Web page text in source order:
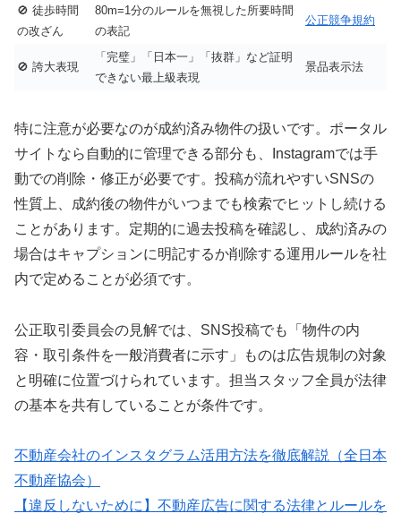
🚫 徒歩時間
の改ざん
80m=1分のルールを無視した所要時間
の表記
公正競争規約
🚫 誇大表現
「完璧」「日本一」「抜群」など証明
できない最上級表現
景品表示法
特に注意が必要なのが成約済み物件の扱いです。ポータル
サイトなら自動的に管理できる部分も、Instagramでは手
動での削除・修正が必要です。投稿が流れやすいSNSの
性質上、成約後の物件がいつまでも検索でヒットし続ける
ことがあります。定期的に過去投稿を確認し、成約済みの
場合はキャプションに明記するか削除する運用ルールを社
内で定めることが必須です。
公正取引委員会の見解では、SNS投稿でも「物件の内
容・取引条件を一般消費者に示す」ものは広告規制の対象
と明確に位置づけられています。担当スタッフ全員が法律
の基本を共有していることが条件です。
不動産会社のインスタグラム活用方法を徹底解説（全日本
不動産協会）
【違反しないために】不動産広告に関する法律とルールを